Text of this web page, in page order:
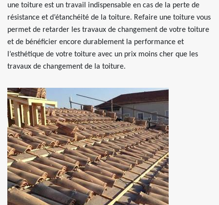
une toiture est un travail indispensable en cas de la perte de
résistance et d’étanchéité de la toiture. Refaire une toiture vous
permet de retarder les travaux de changement de votre toiture
et de bénéficier encore durablement la performance et
l’esthétique de votre toiture avec un prix moins cher que les
travaux de changement de la toiture.